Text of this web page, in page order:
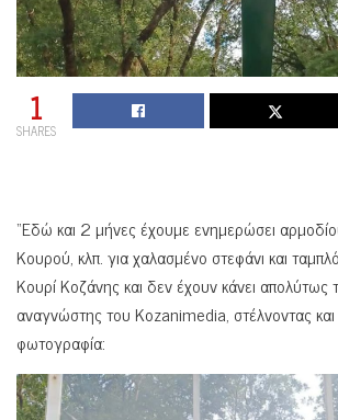
1
SHARES
“Εδώ και 2 μήνες έχουμε ενημερώσει
Κουρού, κλπ. για χαλασμένο στεφάνι και
Κουρί Κοζάνης και δεν έχουν κάνει απολύτως
αναγνώστης του Kozanimedia, στέλνοντας και
φωτογραφία: